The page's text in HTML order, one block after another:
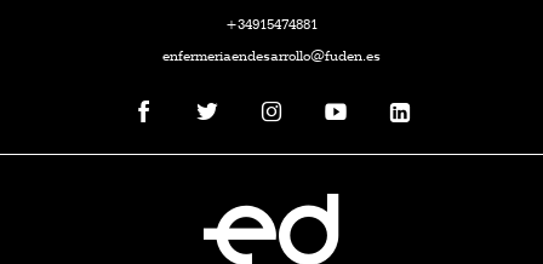
+34915474881
enfermeriaendesarrollo@fuden.es